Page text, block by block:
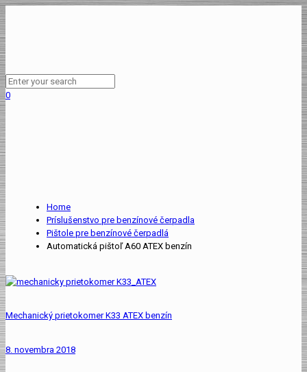
0
Home
Príslušenstvo pre benzínové čerpadla
Pištole pre benzínové čerpadlá
Automatická pištoľ A60 ATEX benzín
Mechanický prietokomer K33 ATEX benzín
8. novembra 2018